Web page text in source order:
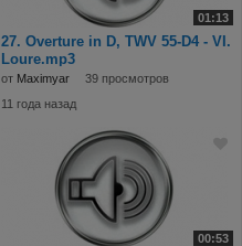
01:13
27. Overture in D, TWV 55-D4 - VI.
Loure.mp3
от Maximyar
39 просмотров
11 года назад
00:53